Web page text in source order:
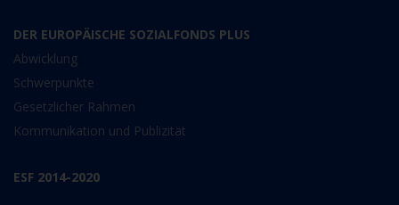
DER EUROPÄISCHE SOZIALFONDS PLUS
Abwicklung
Schwerpunkte
Gesetzlicher Rahmen
Kommunikation und Publizität
ESF 2014-2020